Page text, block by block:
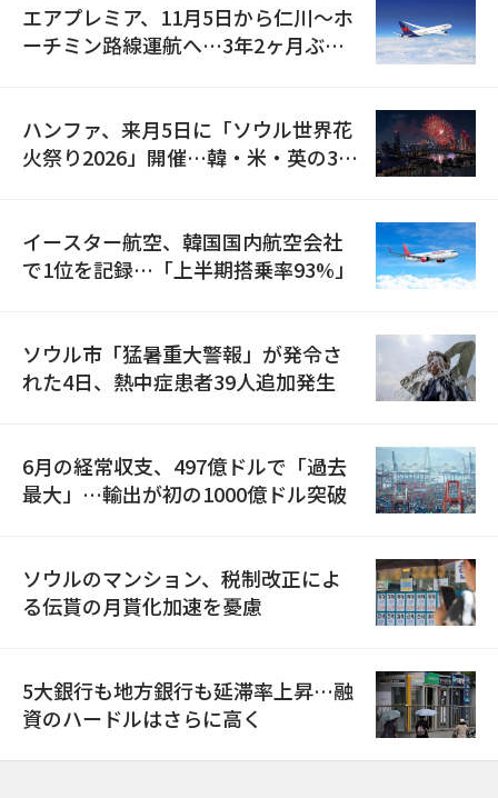
エアプレミア、11月5日から仁川〜ホ
ーチミン路線運航へ…3年2ヶ月ぶり
ハンファ、来月5日に「ソウル世界花
火祭り2026」開催…韓・米・英の3カ
イースター航空、韓国国内航空会社
で1位を記録…「上半期搭乗率93%」
ソウル市「猛暑重大警報」が発令さ
れた4日、熱中症患者39人追加発生
6月の経常収支、497億ドルで「過去
最大」…輸出が初の1000億ドル突破
ソウルのマンション、税制改正によ
る伝貰の月貰化加速を憂慮
5大銀行も地方銀行も延滞率上昇…融
資のハードルはさらに高く